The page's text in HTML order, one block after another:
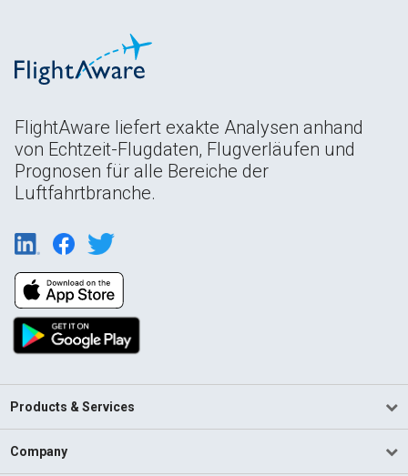
FlightAware liefert exakte Analysen anhand
von Echtzeit-Flugdaten, Flugverläufen und
Prognosen für alle Bereiche der
Luftfahrtbranche.
Products & Services
Company